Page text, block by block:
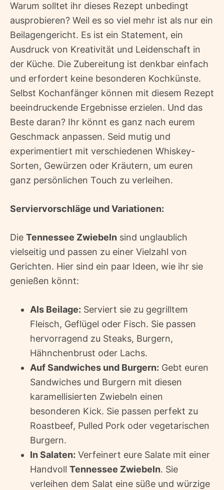
Warum solltet ihr dieses Rezept unbedingt
ausprobieren? Weil es so viel mehr ist als nur ein
Beilagengericht. Es ist ein Statement, ein
Ausdruck von Kreativität und Leidenschaft in
der Küche. Die Zubereitung ist denkbar einfach
und erfordert keine besonderen Kochkünste.
Selbst Kochanfänger können mit diesem Rezept
beeindruckende Ergebnisse erzielen. Und das
Beste daran? Ihr könnt es ganz nach eurem
Geschmack anpassen. Seid mutig und
experimentiert mit verschiedenen Whiskey-
Sorten, Gewürzen oder Kräutern, um euren
ganz persönlichen Touch zu verleihen.
Serviervorschläge und Variationen:
Die Tennessee Zwiebeln sind unglaublich
vielseitig und passen zu einer Vielzahl von
Gerichten. Hier sind ein paar Ideen, wie ihr sie
genießen könnt:
Als Beilage: Serviert sie zu gegrilltem
Fleisch, Geflügel oder Fisch. Sie passen
hervorragend zu Steaks, Burgern,
Hähnchenbrust oder Lachs.
Auf Sandwiches und Burgern: Gebt euren
Sandwiches und Burgern mit diesen
karamellisierten Zwiebeln einen
besonderen Kick. Sie passen perfekt zu
Roastbeef, Pulled Pork oder vegetarischen
Burgern.
In Salaten: Verfeinert eure Salate mit einer
Handvoll Tennessee Zwiebeln. Sie
verleihen dem Salat eine süße und würzige